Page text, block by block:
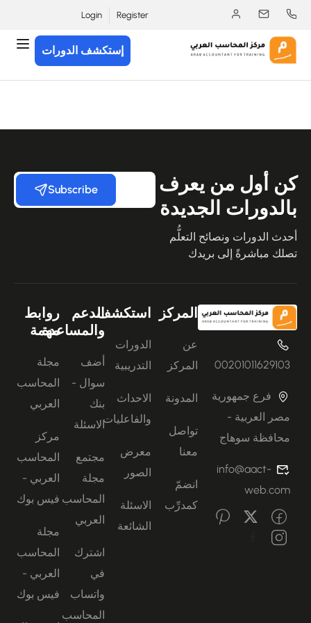
Register
Login
إستكشف الدورات
كن أول من يعرف
بالدورات الجديدة
أحدث الدورات ونصائح التعلُّم
تصلك مباشرةً إلى بريدك
Subscribe
00201011629103
فرع جمهورية
مصر العربية -
محافظة سوهاج
info@aact-
web.com
المركز
عن
المركز
المدونة
تواصل
معنا
انضمّ
كمدرِّب
استكشف
الدورات
التدريبية
الاحداث
والفاعليات
معرض
الصور
الاسئلة
الشائعة
الدعم
والمساعدة
أضف
سوال -
بنك
الاسئلة
مجتمع
مجلة
المحاسب
العربي
اشترك
في
واتساب
المحاسب
روابط
مهمة
مجلة
المحاسب
العربي
مركز
المحاسب
العربي -
فيس بوك
مجلة
المحاسب
العربي -
فيس بوك